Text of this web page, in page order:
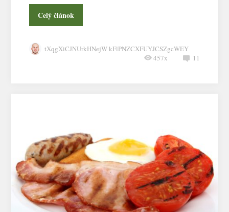
Celý článok
tXqgXiCJNUrkHNejW kFlPNZCXFUYJCSZgcWEY
11
457x